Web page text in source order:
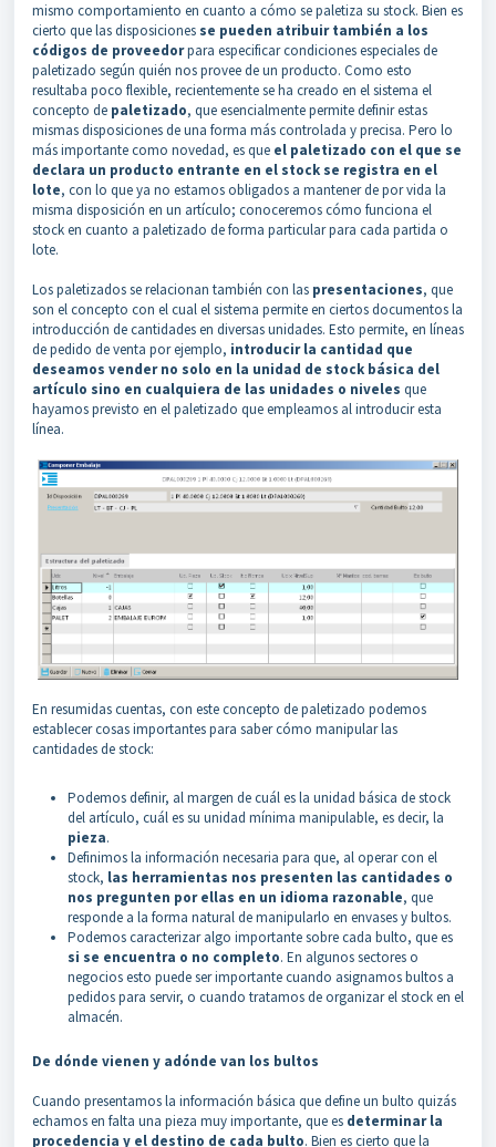
mismo comportamiento en cuanto a cómo se paletiza su stock. Bien es
cierto que las disposiciones se pueden atribuir también a los
códigos de proveedorpara especificar condiciones especiales de
paletizado según quién nos provee de un producto. Como esto
resultaba poco flexible, recientemente se ha creado en el sistema el
concepto de paletizado, que esencialmente permite definir estas
mismas disposiciones de una forma más controlada y precisa. Pero lo
más importante como novedad, es que el paletizado con el que se
declara un producto entrante en el stock se registra en el
lote, con lo que ya no estamos obligados a mantener de por vida la
misma disposición en un artículo; conoceremos cómo funciona el
stock en cuanto a paletizado de forma particular para cada partida o
lote.
Los paletizados se relacionan también con las presentaciones, que
son el concepto con el cual el sistema permite en ciertos documentos la
introducción de cantidades en diversas unidades. Esto permite, en líneas
de pedido de venta por ejemplo, introducir la cantidad que
deseamos vender no solo en la unidad de stock básica del
artículo sino en cualquiera de las unidades o niveles que
hayamos previsto en el paletizado que empleamos al introducir esta
línea.
En resumidas cuentas, con este concepto de paletizado podemos
establecer cosas importantes para saber cómo manipular las
cantidades de stock:
Podemos definir, al margen de cuál es la unidad básica de stock
del artículo, cuál es su unidad mínima manipulable, es decir, la
pieza.
Definimos la información necesaria para que, al operar con el
stock, las herramientas nos presenten las cantidades o
nos pregunten por ellas en un idioma razonable, que
responde a la forma natural de manipularlo en envases y bultos.
Podemos caracterizar algo importante sobre cada bulto, que es
si se encuentra o no completo. En algunos sectores o
negocios esto puede ser importante cuando asignamos bultos a
pedidos para servir, o cuando tratamos de organizar el stock en el
almacén.
De dónde vienen y adónde van los bultos
Cuando presentamos la información básica que define un bulto quizás
echamos en falta una pieza muy importante, que es determinar la
procedencia y el destino de cada bulto. Bien es cierto que la